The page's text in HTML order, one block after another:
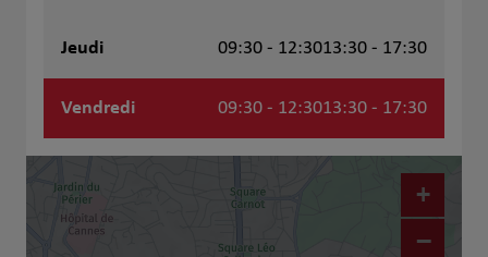
Jeudi 09:30 - 12:3013:30 - 17:30
Vendredi 09:30 - 12:3013:30 - 17:30
+
−